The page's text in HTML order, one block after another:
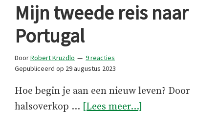
Mijn tweede reis naar
Portugal
DoorRobert Kruzdlo
9 reacties
Gepubliceerd op 29 augustus 2023
Hoe begin je aan een nieuw leven? Door
halsoverkop … [Lees meer...]